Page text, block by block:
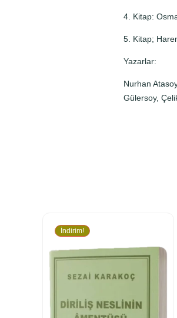
4. Kitap:
5. Kitap;
Yazarlar:
Nurhan
Gülersoy,
İndirim!